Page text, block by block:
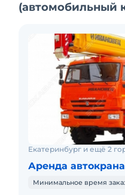
(автомобильный
Екатеринбург и ещё 2
Аренда
Минимальное время